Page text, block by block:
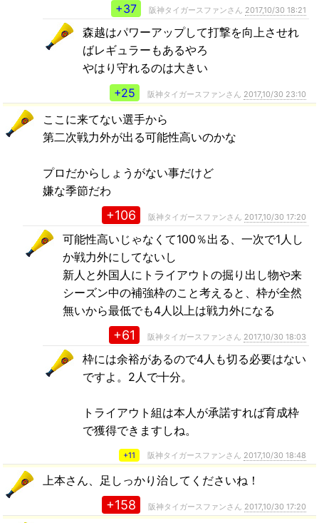
+37
阪神タイガースファンさん 2017,10/30 18:21
森越はパワーアップして打撃を向上させれ
ばレギュラーもあるやろ
やはり守れるのは大きい
+25
阪神タイガースファンさん 2017,10/30 23:10
ここに来てない選手から
第二次戦力外が出る可能性高いのかな
プロだからしょうがない事だけど
嫌な季節だわ
+106 阪神タイガースファンさん 2017,10/30 17:20
可能性高いじゃなくて100％出る、一次で1人し
か戦力外にしてないし
新人と外国人にトライアウトの掘り出し物や来
シーズン中の補強枠のこと考えると、枠が全然
無いから最低でも4人以上は戦力外になる
+61 阪神タイガースファンさん 2017,10/30 18:03
枠には余裕があるので4人も切る必要はない
ですよ。2人で十分。
トライアウト組は本人が承諾すれば育成枠
で獲得できますしね。
+11 阪神タイガースファンさん 2017,10/30 18:48
上本さん、足しっかり治してくださいね！
+158 阪神タイガースファンさん 2017,10/30 17:20